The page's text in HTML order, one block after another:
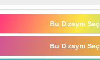
Bu Dizaynı Seç
Bu Dizaynı Seç